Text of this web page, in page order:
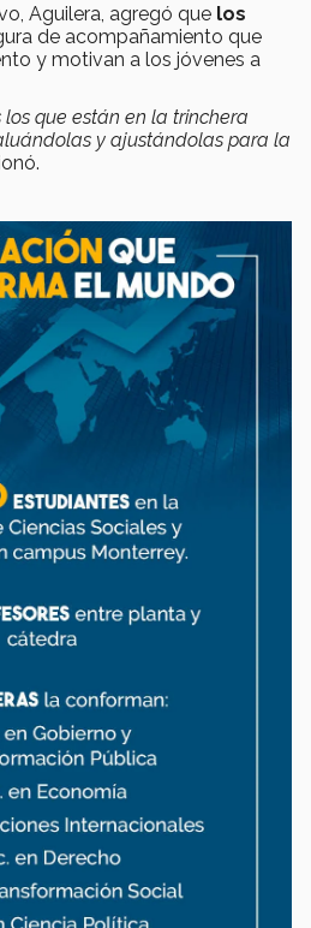
Aguilera, agregó que los
de acompañamiento que
y motivan a los jóvenes a
los que están en la trinchera
y ajustándolas para la